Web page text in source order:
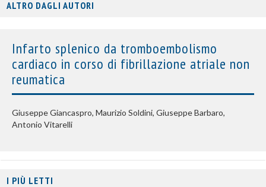
ALTRO DAGLI AUTORI
Infarto splenico da tromboembolismo
cardiaco in corso di fibrillazione atriale non
reumatica
Giuseppe Giancaspro, Maurizio Soldini, Giuseppe Barbaro,
Antonio Vitarelli
I PIÙ LETTI